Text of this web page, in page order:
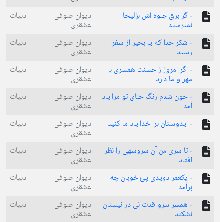
- گر برق جلوه اش بزلیخا
نمیرسید
دیوان صوفی
عشقری
ادبیات
- شکر خدا که یا بخیر از سفر
رسید
دیوان صوفی
عشقری
ادبیات
- اگر امروز ز حسنت همسری با
مهر و ما دارد
دیوان صوفی
عشقری
ادبیات
- خون شدم رنگ حنای تو مرا یاد
آمد
دیوان صوفی
عشقری
ادبیات
- ایدوستان برا خدا یاد ما کنید دیوان صوفی
عشقری
ادبیات
- تا سری من آن سروسهی را نظر
افتاد
دیوان صوفی
عشقری
ادبیات
- یکعمر دویدی پئ خوبان چه
برآمد
دیوان صوفی
عشقری
ادبیات
- همسر سرو قدت نی در نیستان
نشکند
دیوان صوفی
عشقری
ادبیات